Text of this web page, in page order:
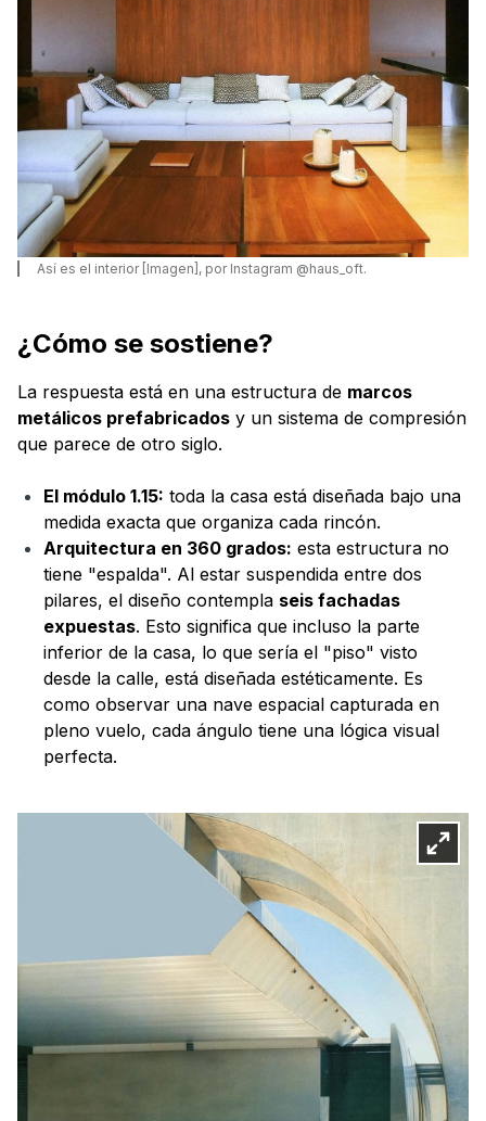
Así es el interior [Imagen], por Instagram @haus_oft.
¿Cómo se sostiene?
La respuesta está en una estructura de marcos
metálicos prefabricados y un sistema de compresión
que parece de otro siglo.
El módulo 1.15: toda la casa está diseñada bajo una
medida exacta que organiza cada rincón.
Arquitectura en 360 grados: esta estructura no
tiene "espalda". Al estar suspendida entre dos
pilares, el diseño contempla seis fachadas
expuestas. Esto significa que incluso la parte
inferior de la casa, lo que sería el "piso" visto
desde la calle, está diseñada estéticamente. Es
como observar una nave espacial capturada en
pleno vuelo, cada ángulo tiene una lógica visual
perfecta.